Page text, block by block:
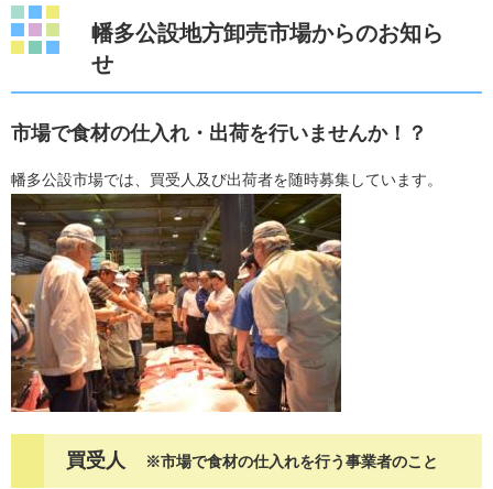
幡多公設地方卸売市場からのお知ら
せ
市場で食材の仕入れ・出荷を行いませんか！？
幡多公設市場では、買受人及び出荷者を随時募集しています。
買受人 ※市場で食材の仕入れを行う事業者のこと